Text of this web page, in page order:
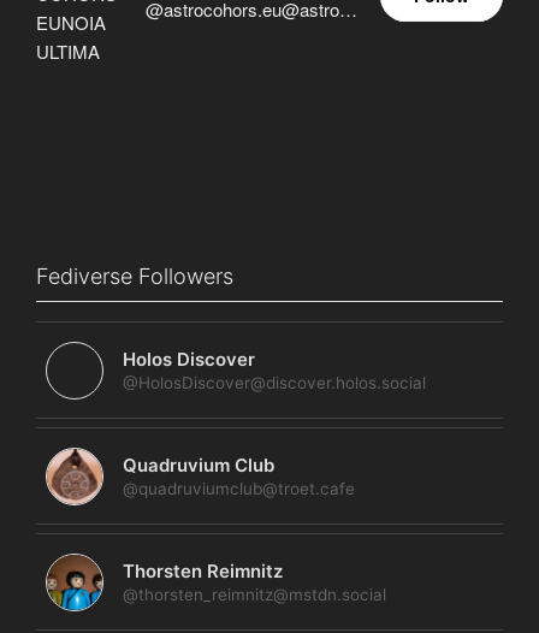
@astrocohors.eu@astrocohors.eu
Fediverse Followers
Holos Discover
@HolosDiscover@discover.holos.social
Quadruvium Club
@quadruviumclub@troet.cafe
Thorsten Reimnitz
@thorsten_reimnitz@mstdn.social